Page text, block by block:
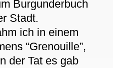
Burgunderbuch
Stadt.
ich in einem
“Grenouille”,
der Tat es gab